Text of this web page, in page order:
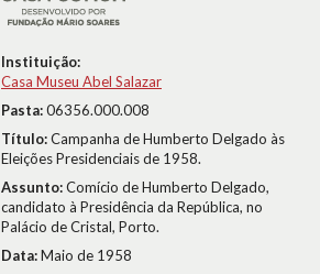
Instituição:
Casa Museu Abel Salazar
Pasta:06356.000.008
Título:Campanha de Humberto Delgado às
Eleições Presidenciais de 1958.
Assunto:Comício de Humberto Delgado,
candidato à Presidência da República, no
Palácio de Cristal, Porto.
Data:Maio de 1958